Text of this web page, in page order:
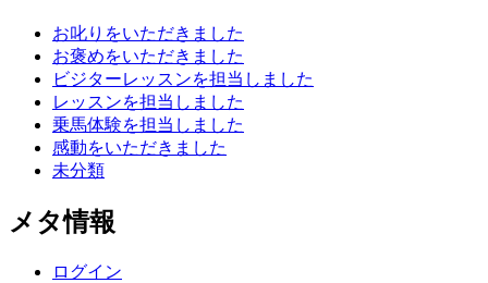
お叱りをいただきました
お褒めをいただきました
ビジターレッスンを担当しました
レッスンを担当しました
乗馬体験を担当しました
感動をいただきました
未分類
メタ情報
ログイン